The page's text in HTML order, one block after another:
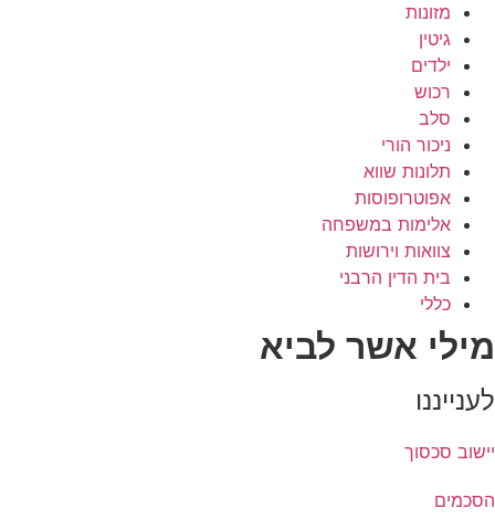
מזונות
גיטין
ילדים
רכוש
סלב
ניכור הורי
תלונות שווא
אפוטרופוסות
אלימות במשפחה
צוואות וירושות
בית הדין הרבני
כללי
מילי אשר לביא
לענייננו
יישוב סכסוך
הסכמים